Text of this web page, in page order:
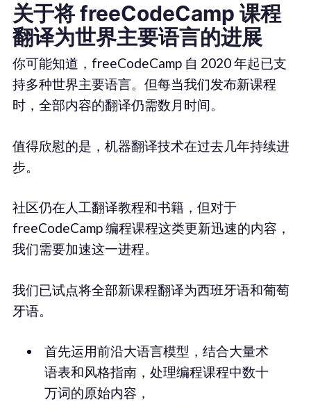
关于将 freeCodeCamp 课程
翻译为世界主要语言的进展
你可能知道，freeCodeCamp 自 2020 年起已支
持多种世界主要语言。但每当我们发布新课程
时，全部内容的翻译仍需数月时间。
值得欣慰的是，机器翻译技术在过去几年持续进
步。
社区仍在人工翻译教程和书籍，但对于
freeCodeCamp 编程课程这类更新迅速的内容，
我们需要加速这一进程。
我们已试点将全部新课程翻译为西班牙语和葡萄
牙语。
首先运用前沿大语言模型，结合大量术
语表和风格指南，处理编程课程中数十
万词的原始内容，